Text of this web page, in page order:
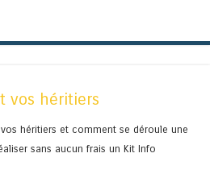
vos héritiers
héritiers et comment se déroule une
sans aucun frais un Kit Info